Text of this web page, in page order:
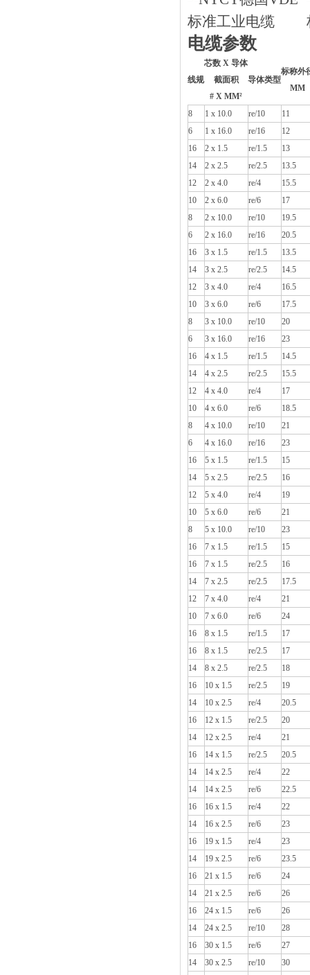
电缆参数
线规
芯数 X 导体
截面积
# X MM²
导体类型
标称外
MM
8 1 x 10.0 re/10
11
6
1 x 16.0 re/16
12
16
2 x 1.5 re/1.5
13
14
2 x 2.5 re/2.5
13.5
12
2 x 4.0 re/4
15.5
10
2 x 6.0 re/6
17
8
2 x 10.0 re/10
19.5
6
2 x 16.0 re/16
20.5
16
3 x 1.5 re/1.5
13.5
14
3 x 2.5 re/2.5
14.5
12
3 x 4.0 re/4
16.5
10
3 x 6.0 re/6
17.5
8
3 x 10.0 re/10
20
6
3 x 16.0 re/16
23
16
4 x 1.5 re/1.5
14.5
14
4 x 2.5 re/2.5
15.5
12
4 x 4.0 re/4
17
10
4 x 6.0 re/6
18.5
8
4 x 10.0 re/10
21
6
4 x 16.0 re/16
23
16
5 x 1.5 re/1.5
15
14
5 x 2.5 re/2.5
16
12
5 x 4.0 re/4
19
10
5 x 6.0 re/6
21
8
5 x 10.0 re/10
23
16
7 x 1.5 re/1.5
15
16
7 x 1.5 re/2.5
16
14
7 x 2.5 re/2.5
17.5
12
7 x 4.0 re/4
21
10
7 x 6.0 re/6
24
16
8 x 1.5 re/1.5
17
16
8 x 1.5 re/2.5
17
14
8 x 2.5 re/2.5
18
16
10 x 1.5 re/2.5
19
14
10 x 2.5 re/4
20.5
16
12 x 1.5 re/2.5
20
14
12 x 2.5 re/4
21
16
14 x 1.5 re/2.5
20.5
14
14 x 2.5 re/4
22
14
14 x 2.5 re/6
22.5
16
16 x 1.5 re/4
22
14
16 x 2.5 re/6
23
16
19 x 1.5 re/4
23
14
19 x 2.5 re/6
23.5
16
21 x 1.5 re/6
24
14
21 x 2.5 re/6
26
16
24 x 1.5 re/6
26
14
24 x 2.5 re/10
28
16
30 x 1.5 re/6
27
14
30 x 2.5 re/10 30